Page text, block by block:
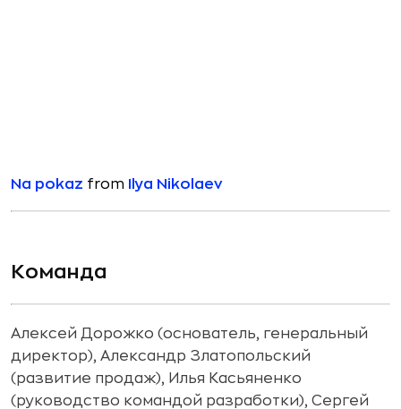
Na pokaz from Ilya Nikolaev
Команда
Алексей Дорожко (основатель, генеральный
директор), Александр Златопольский
(развитие продаж), Илья Касьяненко
(руководство командой разработки), Сергей